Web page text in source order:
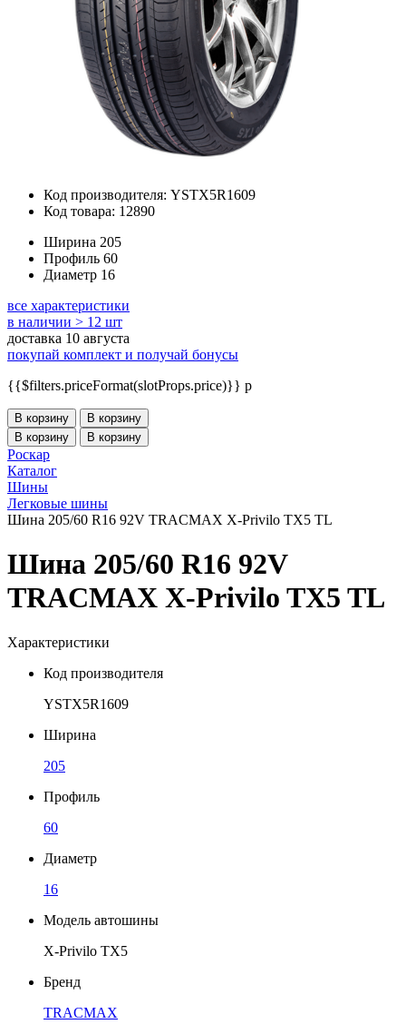
Код производителя: YSTX5R1609
Код товара: 12890
Ширина 205
Профиль 60
Диаметр 16
все характеристики
в наличии > 12 шт
доставка 10 августа
покупай комплект и получай бонусы
{{$filters.priceFormat(slotProps.price)}} p
В корзину
В корзину
В корзину
В корзину
Роскар
Каталог
Шины
Легковые шины
Шина 205/60 R16 92V TRACMAX X-Privilo TX5 TL
Шина 205/60 R16 92V
TRACMAX X-Privilo TX5 TL
Характеристики
Код производителя
YSTX5R1609
Ширина
205
Профиль
60
Диаметр
16
Модель автошины
X-Privilo TX5
Бренд
TRACMAX